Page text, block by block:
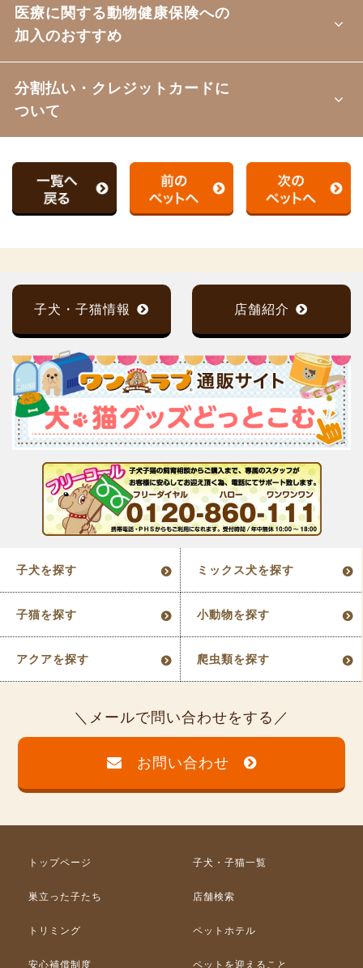
医療に関する動物健康保険への
加入のおすすめ
分割払い・クレジットカードに
ついて
子犬・子猫情報 店舗紹介
子犬を探す ミックス犬を探す
子猫を探す 小動物を探す
アクアを探す 爬虫類を探す
メールで問い合わせをする
お問い合わせ
トップページ 子犬・子猫一覧
巣立った子たち 店舗検索
トリミング ペットホテル
安心補償制度 ペットを迎えること